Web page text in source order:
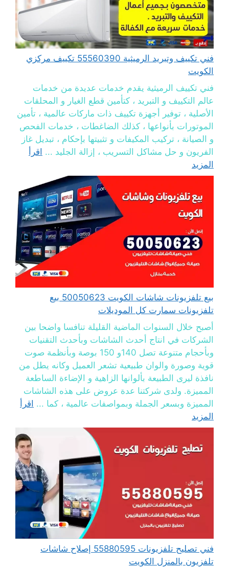
فني تكييف وتبريد الرميثية 55560390 تكييف مركزي
الكويت
فني تكييف الرميثية يقدم خدمات عديدة من خدمات
عالم التكييف و التبريد ، كتأمين قطع الغيار و المحلقات
الأصلية ، توفير أجهزة تكييف ذات ماركات عالمية ، تأمين
الموتورات بأنواعها ، كذلك الضاغطات ، خدمات الفحص
و الصيانة ، تركيب المكيفات و تثبيتها بإحكام ، تبديل غاز
الفريون و حل مشاكل التسريب ، إزالة الجليد ... اقرأ
المزيد
بيع تلفزيونات شاشات الكويت 50050623 بيع
تلفزيونات سمارت كل الموديلات
أصبح خلال السنوات الماضية القليلة تنافسا واضحا بين
الشركات في انتاج أحدث الشاشات وبأحدث التقنيات
وبأحجام متنوعة تصل 140و 150 بوصة وبأنظمة صوت
قوية وصورة والوان طبيعية تشعر العميل وكانه يطل من
نافذة ليرى الطبيعة بألوانها الزاهية و الإضاءة الساطعة
المميزة. ولدى شركتنا عدة عروض على هذه الشاشات
المميزة وبسعر الجملة وبمواصفات عالمية ، كما ... اقرأ
المزيد
فني تصليح تلفزيونات 55880595 إصلاح شاشات
تلفزيون بالمنزل الكويت